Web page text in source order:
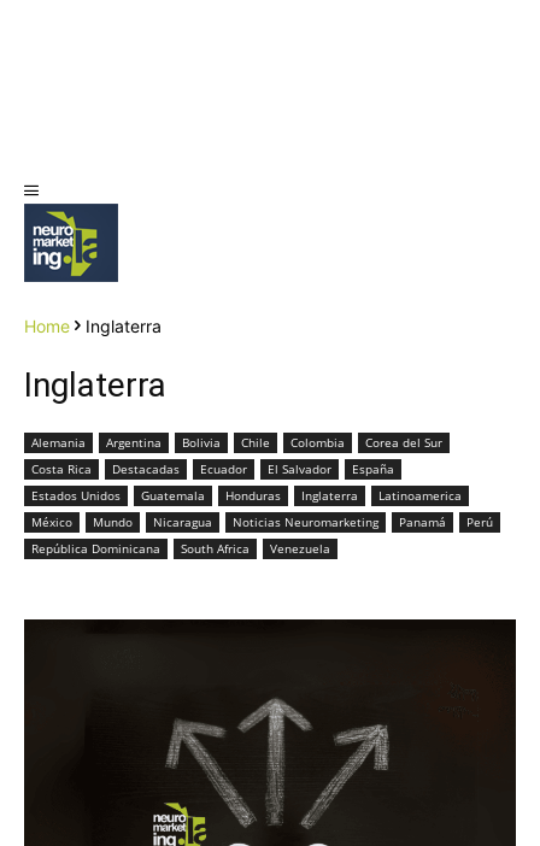
Home Inglaterra
Inglaterra
Alemania Argentina Bolivia Chile Colombia
Corea del Sur
Costa Rica
Destacadas Ecuador El Salvador
España
Estados Unidos
Guatemala Honduras Inglaterra
Latinoamerica
México
Mundo Nicaragua Noticias Neuromarketing Panamá
Perú
República Dominicana
South Africa Venezuela